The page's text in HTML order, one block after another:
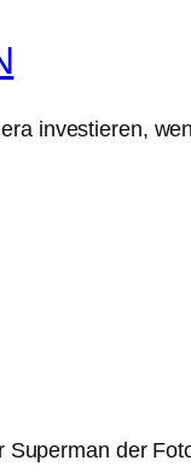
investieren,
der